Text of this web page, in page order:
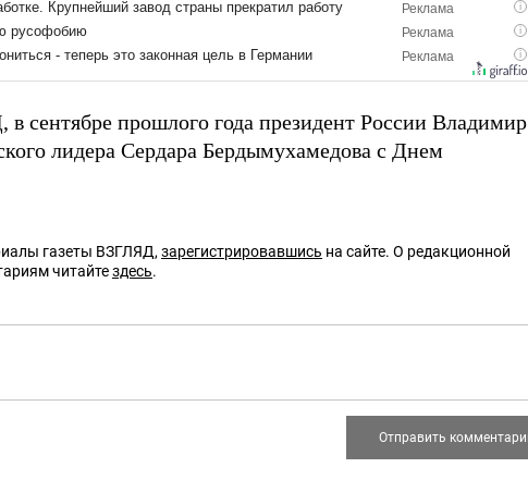
сентябре прошлого года президент России Владимир
лидера Сердара Бердымухамедова с Днем
газеты ВЗГЛЯД, зарегистрировавшись на сайте. О редакционной
читайтездесь.